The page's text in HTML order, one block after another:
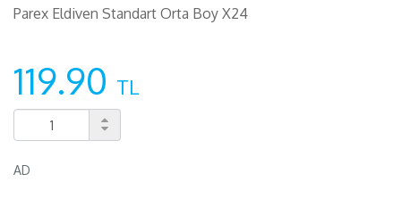
Parex Eldiven Standart Orta Boy X24
119.90 TL
AD